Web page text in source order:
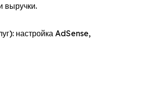
выручки.
настройка AdSense,